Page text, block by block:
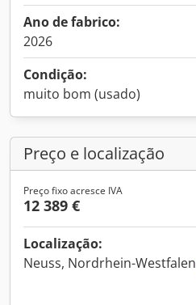
Ano de fabrico:
2026
Condição:
muito bom (usado)
Preço e localização
Preço fixo acresce IVA
12 389 €
Localização:
Neuss, Nordrhein-Westfalen